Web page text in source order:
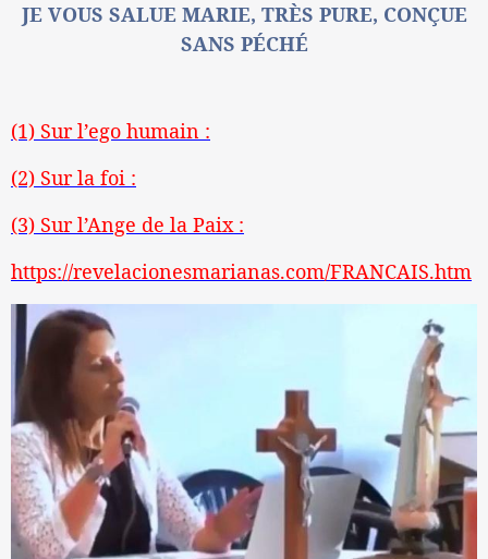
JE VOUS SALUE MARIE, TRÈS PURE, CONÇUE
SANS PÉCHÉ
(1) Sur l’ego humain :
(2) Sur la foi :
(3) Sur l’Ange de la Paix :
https://revelacionesmarianas.com/FRANCAIS.htm